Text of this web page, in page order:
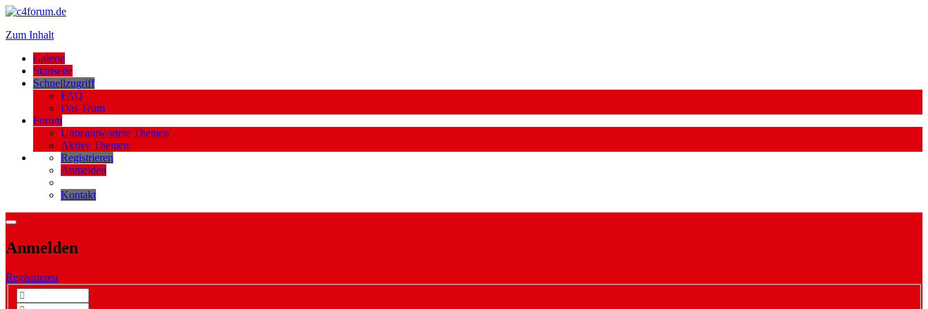
Zum Inhalt
Galerie
Startseite
Schnellzugriff
FAQ
Das Team
Forum
Unbeantwortete Themen
Aktive Themen
Registrieren
Anmelden
Kontakt
Anmelden
Registrieren